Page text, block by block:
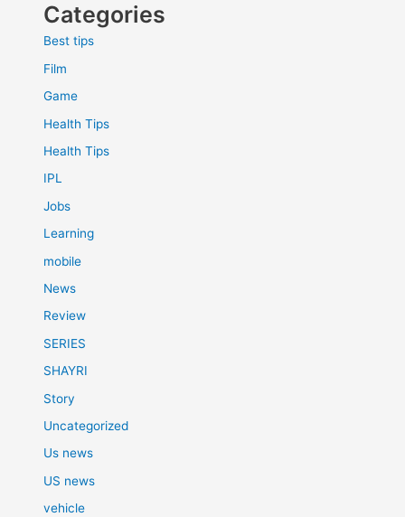
Categories
Best tips
Film
Game
Health Tips
Health Tips
IPL
Jobs
Learning
mobile
News
Review
SERIES
SHAYRI
Story
Uncategorized
Us news
US news
vehicle